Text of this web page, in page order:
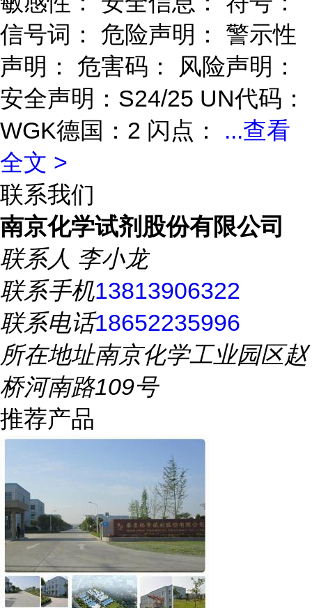
信号词： 危险声明： 警示性
声明： 危害码： 风险声明：
安全声明：S24/25 UN代码：
WGK德国：2 闪点： ...查看
全文 >
联系我们
南京化学试剂股份有限公司
联系人 李小龙
联系手机13813906322
联系电话18652235996
所在地址南京化学工业园区赵
桥河南路109号
推荐产品